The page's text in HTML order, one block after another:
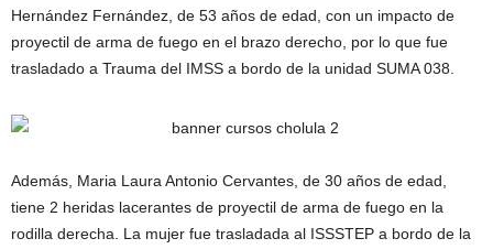
Hernández Fernández, de 53 años de edad, con un impacto de
proyectil de arma de fuego en el brazo derecho, por lo que fue
trasladado a Trauma del IMSS a bordo de la unidad SUMA 038.
Además, Maria Laura Antonio Cervantes, de 30 años de edad,
tiene 2 heridas lacerantes de proyectil de arma de fuego en la
rodilla derecha. La mujer fue trasladada al ISSSTEP a bordo de la